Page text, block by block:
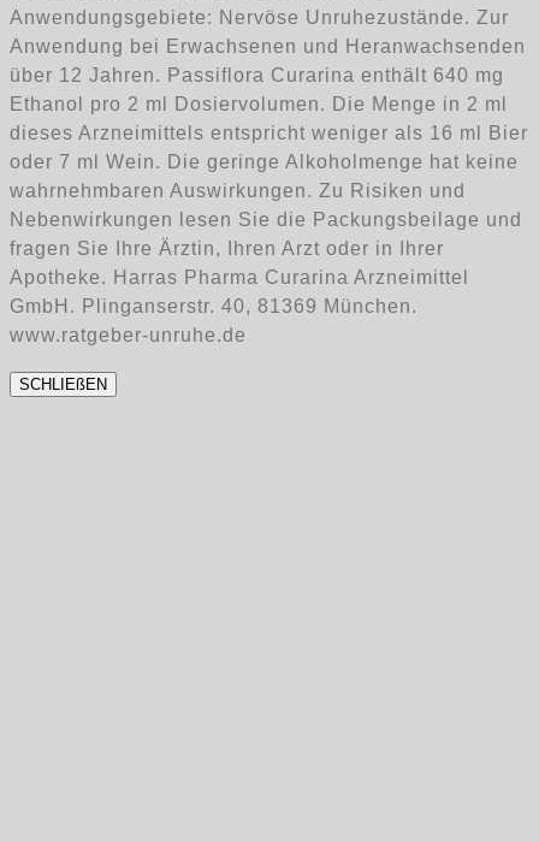
Anwendungsgebiete: Nervöse Unruhezustände. Zur
Anwendung bei Erwachsenen und Heranwachsenden
über 12 Jahren. Passiflora Curarina enthält 640 mg
Ethanol pro 2 ml Dosiervolumen. Die Menge in 2 ml
dieses Arzneimittels entspricht weniger als 16 ml Bier
oder 7 ml Wein. Die geringe Alkoholmenge hat keine
wahrnehmbaren Auswirkungen. Zu Risiken und
Nebenwirkungen lesen Sie die Packungsbeilage und
fragen Sie Ihre Ärztin, Ihren Arzt oder in Ihrer
Apotheke. Harras Pharma Curarina Arzneimittel
GmbH. Plinganserstr. 40, 81369 München.
www.ratgeber-unruhe.de
SCHLIEßEN